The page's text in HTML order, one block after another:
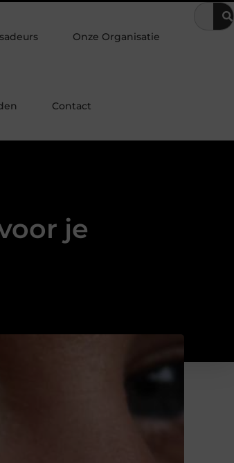
Cafeïne bij nachtdienst en slapen: hoe gebruik
Onze Organisatie
Contact
je